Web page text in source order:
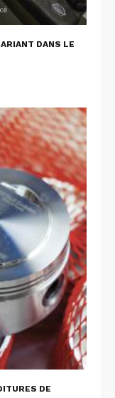
DANS LE
DE